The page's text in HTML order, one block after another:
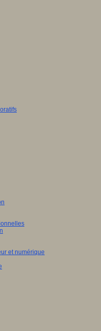
et numérique